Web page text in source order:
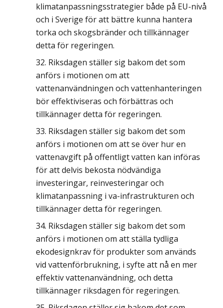
klimatanpassningsstrategier både på EU-nivå
och i Sverige för att bättre kunna hantera
torka och skogsbränder och tillkännager
detta för regeringen.
Riksdagen ställer sig bakom det som
anförs i motionen om att
vattenanvändningen och vattenhanteringen
bör effektiviseras och förbättras och
tillkännager detta för regeringen.
Riksdagen ställer sig bakom det som
anförs i motionen om att se över hur en
vattenavgift på offentligt vatten kan införas
för att delvis bekosta nödvändiga
investeringar, reinvesteringar och
klimatanpassning i va-infrastrukturen och
tillkännager detta för regeringen.
Riksdagen ställer sig bakom det som
anförs i motionen om att ställa tydliga
ekodesignkrav för produkter som används
vid vattenförbrukning, i syfte att nå en mer
effektiv vattenanvändning, och detta
tillkännager riksdagen för regeringen.